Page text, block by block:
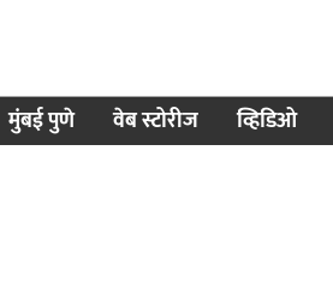
मुंबई पुणे वेब स्टोरीज व्हिडिओ